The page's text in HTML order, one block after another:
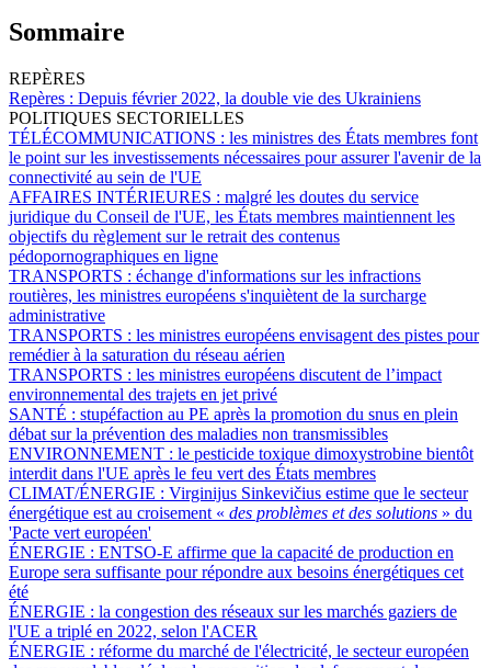
Sommaire
REPÈRES
Repères : Depuis février 2022, la double vie des Ukrainiens
POLITIQUES SECTORIELLES
TÉLÉCOMMUNICATIONS : les ministres des États membres font
le point sur les investissements nécessaires pour assurer l'avenir de la
connectivité au sein de l'UE
AFFAIRES INTÉRIEURES : malgré les doutes du service
juridique du Conseil de l'UE, les États membres maintiennent les
objectifs du règlement sur le retrait des contenus
pédopornographiques en ligne
TRANSPORTS : échange d'informations sur les infractions
routières, les ministres européens s'inquiètent de la surcharge
administrative
TRANSPORTS : les ministres européens envisagent des pistes pour
remédier à la saturation du réseau aérien
TRANSPORTS : les ministres européens discutent de l’impact
environnemental des trajets en jet privé
SANTÉ : stupéfaction au PE après la promotion du snus en plein
débat sur la prévention des maladies non transmissibles
ENVIRONNEMENT : le pesticide toxique dimoxystrobine bientôt
interdit dans l'UE après le feu vert des États membres
CLIMAT/ÉNERGIE : Virginijus Sinkevičius estime que le secteur
énergétique est au croisement « des problèmes et des solutions » du
'Pacte vert européen'
ÉNERGIE : ENTSO-E affirme que la capacité de production en
Europe sera suffisante pour répondre aux besoins énergétiques cet
été
ÉNERGIE : la congestion des réseaux sur les marchés gaziers de
l'UE a triplé en 2022, selon l'ACER
ÉNERGIE : réforme du marché de l'électricité, le secteur européen